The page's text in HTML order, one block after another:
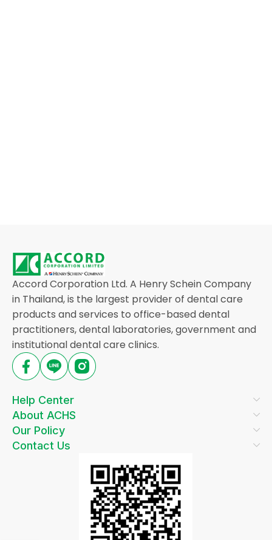
Accord Corporation Ltd. A Henry Schein Company
in Thailand, is the largest provider of dental care
products and services to office-based dental
practitioners, dental laboratories, government and
institutional dental care clinics.
Help Center
About ACHS
Our Policy
Contact Us